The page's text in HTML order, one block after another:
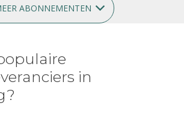
ABONNEMENTEN
in